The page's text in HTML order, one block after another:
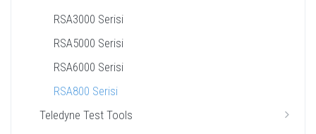
RSA3000 Serisi
RSA5000 Serisi
RSA6000 Serisi
RSA800 Serisi
Teledyne Test Tools